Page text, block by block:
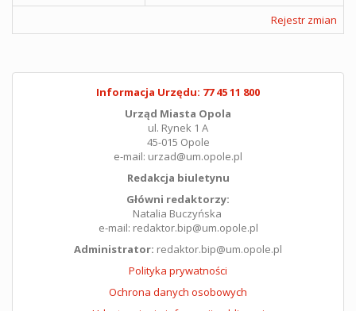
Rejestr zmian
Informacja Urzędu: 77 45 11 800
Urząd Miasta Opola
ul. Rynek 1 A
45-015 Opole
e-mail: urzad@um.opole.pl
Redakcja biuletynu
Główni redaktorzy:
Natalia Buczyńska
e-mail: redaktor.bip@um.opole.pl
Administrator: redaktor.bip@um.opole.pl
Polityka prywatności
Ochrona danych osobowych